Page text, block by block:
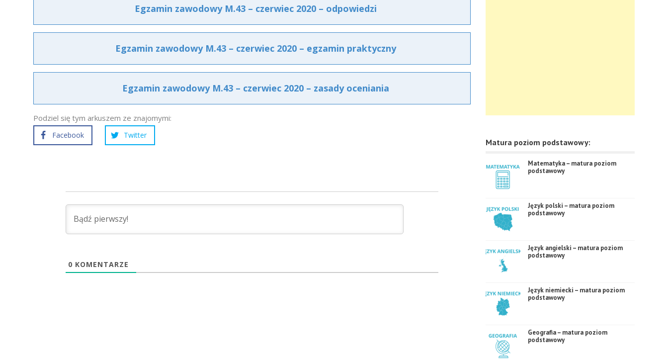
Egzamin zawodowy M.43 – czerwiec 2020 – odpowiedzi
Egzamin zawodowy M.43 – czerwiec 2020 – egzamin praktyczny
Egzamin zawodowy M.43 – czerwiec 2020 – zasady oceniania
Podziel się tym arkuszem ze znajomymi:
Facebook Twitter
0 KOMENTARZE
Matura poziom podstawowy:
Matematyka – matura poziom
podstawowy
Język polski – matura poziom
podstawowy
Język angielski – matura poziom
podstawowy
Język niemiecki – matura poziom
podstawowy
Geografia – matura poziom
podstawowy